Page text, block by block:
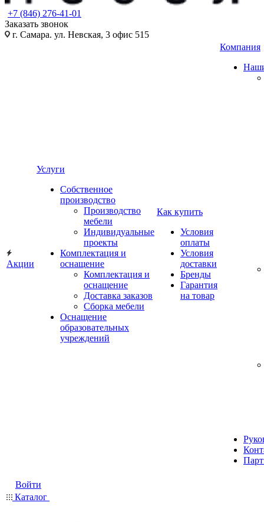
+7 (846) 276-41-01
Заказать звонок
г. Самара. ул. Невская, 3 офис 515
Акции
Услуги
Собственное
производство
Производство
мебели
Индивидуальные
проекты
Комплектация и
оснащение
Комплектация и
оснащение
Доставка заказов
Сборка мебели
Оснащение
образовательных
учреждений
Как купить
Условия
оплаты
Условия
доставки
Бренды
Гарантия
на товар
Компания
Войти
Каталог